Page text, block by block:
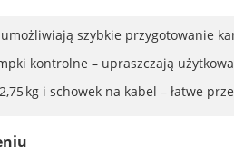
szybkie przygotowanie
kontrolne – upraszczają
kg i schowek na kabel – łatwe